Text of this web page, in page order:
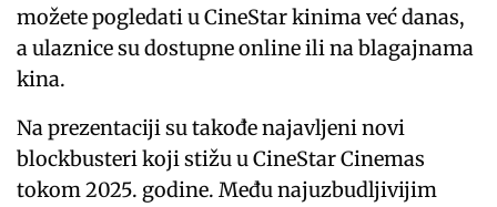
možete pogledati u CineStar kinima već danas,
a ulaznice su dostupne online ili na blagajnama
kina.
Na prezentaciji su takođe najavljeni novi
blockbusteri koji stižu u CineStar Cinemas
tokom 2025. godine. Među najuzbudljivijim